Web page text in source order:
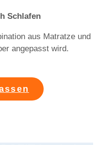
Schlafen
aus Matratze und
angepasst wird.